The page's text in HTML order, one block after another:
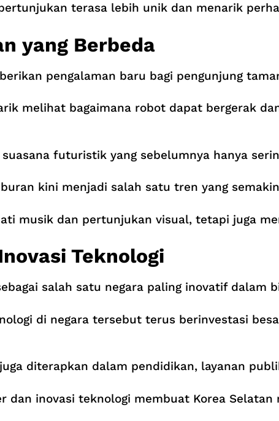
terasa lebih unik dan menarik
yang Berbeda
pengalaman baru bagi pengunjung
melihat bagaimana robot dapat bergerak
futuristik yang sebelumnya hanya
kini menjadi salah satu tren yang
musik dan pertunjukan visual, tetapi juga
Teknologi
salah satu negara paling inovatif dalam
di negara tersebut terus berinvestasi
diterapkan dalam pendidikan, layanan
dan inovasi teknologi membuat Korea